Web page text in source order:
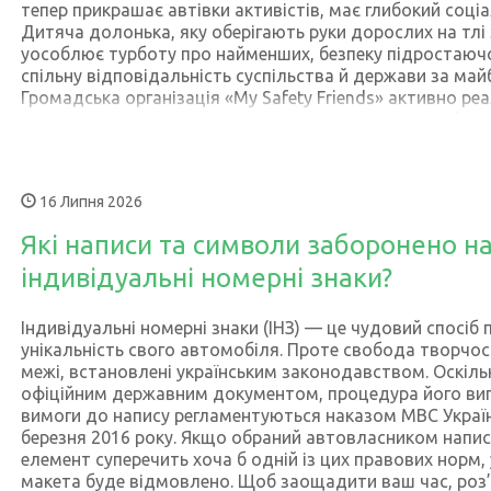
України; військовослужбовці, які проходять військову
воєнного стану). Консультацію щодо послуг сервісних
отримати за телефоном (044) 290-19-88 або на
сервісного центру МВС в Фейсбук та Інстаграм.
найпоширеніші питання та корисну інформацію
тепер прикрашає автівки активістів, має глибокий
Дитяча долонька, яку оберігають руки дорослих на
уособлює турботу про найменших, безпеку
спільну відповідальність суспільства й держави за
Громадська організація «My Safety Friends» активно
для автомобіля. Це публічна маніфестація підтримки
протидії булінгу та тих цінностей, які ми разом
українському суспільстві. Саме з таких видимих
наших дорогах і починаються великі суспільні зміни в
Ігор Буранов, ідейний засновник ГО «Всеукраїнське
булінгу «Мої безпечні друзі». Індивідуальні номерні
стали дієвим способом привернути увагу водіїв та
важливої теми дитячої безпеки. До цієї помітної
долучилися представники громадського сектору,
артисти та лідери думок. Як замовити індивідуальний
логотипом? Сервісні центри МВС Києва нагадують:
графічний елемент на індивідуальних номерних
виключно при особистому зверненні до будь-якого
16 Липня 2026
Які написи та символи заборонено
індивідуальні номерні знаки?
Індивідуальні номерні знаки (ІНЗ) — це чудовий спосіб
унікальність свого автомобіля. Проте свобода
межі, встановлені українським законодавством.
офіційним державним документом, процедура його
вимоги до напису регламентуються наказом МВС
березня 2016 року. Якщо обраний автовласником напис
елемент суперечить хоча б одній із цих правових норм,
макета буде відмовлено. Щоб заощадити ваш час,